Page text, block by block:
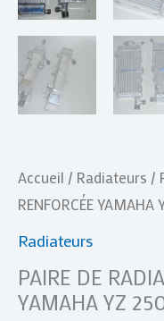
Accueil / Radiateurs /
RENFORCÉE
Radiateurs
PAIRE DE
YAMAHA YZ